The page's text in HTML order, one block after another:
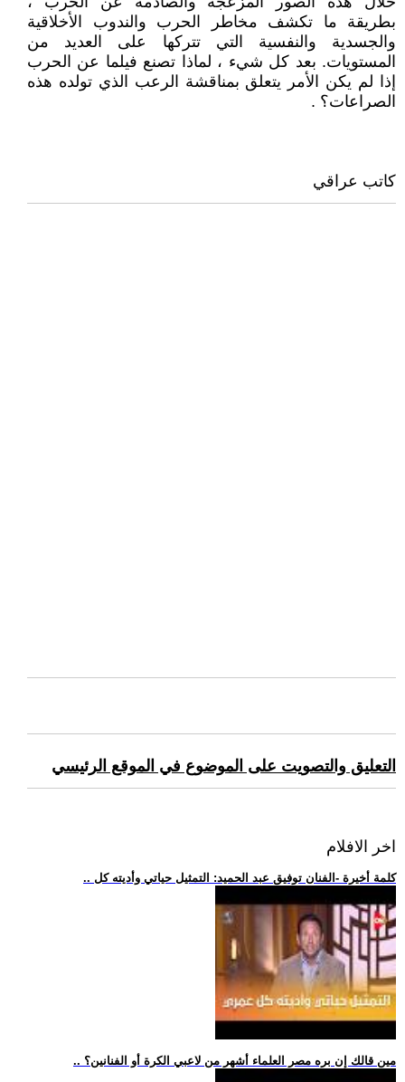
بطريقة ما تكشف مخاطر الحرب والندوب الأخلاقية
والجسدية والنفسية التي تتركها على العديد من
المستويات. بعد كل شيء ، لماذا تصنع فيلما عن الحرب
إذا لم يكن الأمر يتعلق بمناقشة الرعب الذي تولده هذه
الصراعات؟‏ .
كاتب عراقي
التعليق والتصويت على الموضوع في الموقع الرئيسي
اخر الافلام
.. كلمة أخيرة -الفنان توفيق عبد الحميد: التمثيل حياتي وأديته كل
.. مين قالك إن بره مصر العلماء أشهر من لاعبي الكرة أو الفنانين؟